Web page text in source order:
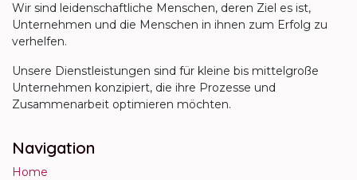
Wir sind leidenschaftliche Menschen, deren Ziel es ist,
Unternehmen und die Menschen in ihnen zum Erfolg zu
verhelfen.
Unsere Dienstleistungen sind für kleine bis mittelgroße
Unternehmen konzipiert, die ihre Prozesse und
Zusammenarbeit optimieren möchten.
Navigation
Home